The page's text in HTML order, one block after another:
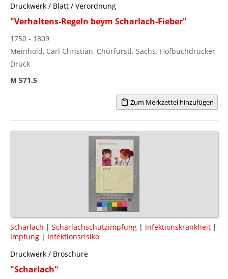
Druckwerk / Blatt / Verordnung
"Verhaltens-Regeln beym Scharlach-Fieber"
1750 - 1809
Meinhold, Carl Christian, Churfürstl. Sächs. Hofbuchdrucker,
Druck
M 571.5
Zum Merkzettel hinzufügen
Scharlach | Scharlachschutzimpfung | Infektionskrankheit |
Impfung | Infektionsrisiko
Druckwerk / Broschüre
"Scharlach"